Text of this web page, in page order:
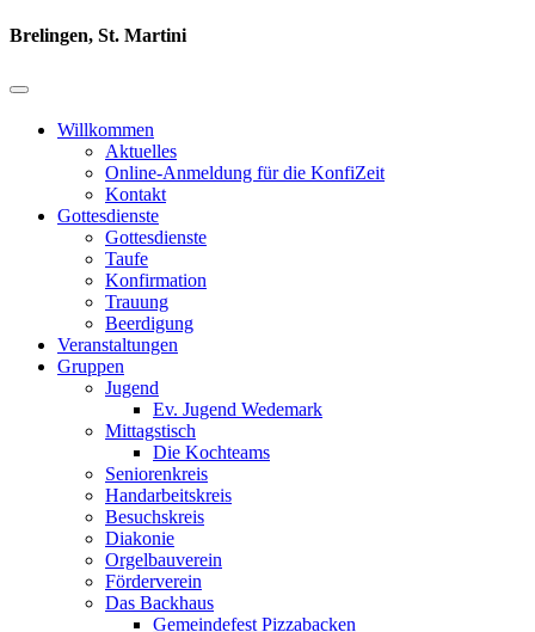
Brelingen, St. Martini
Willkommen
Aktuelles
Online-Anmeldung für die KonfiZeit
Kontakt
Gottesdienste
Gottesdienste
Taufe
Konfirmation
Trauung
Beerdigung
Veranstaltungen
Gruppen
Jugend
Ev. Jugend Wedemark
Mittagstisch
Die Kochteams
Seniorenkreis
Handarbeitskreis
Besuchskreis
Diakonie
Orgelbauverein
Förderverein
Das Backhaus
Gemeindefest Pizzabacken